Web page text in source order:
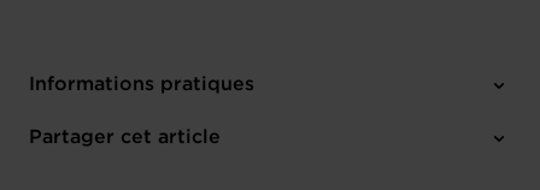
Informations pratiques
Partager cet article